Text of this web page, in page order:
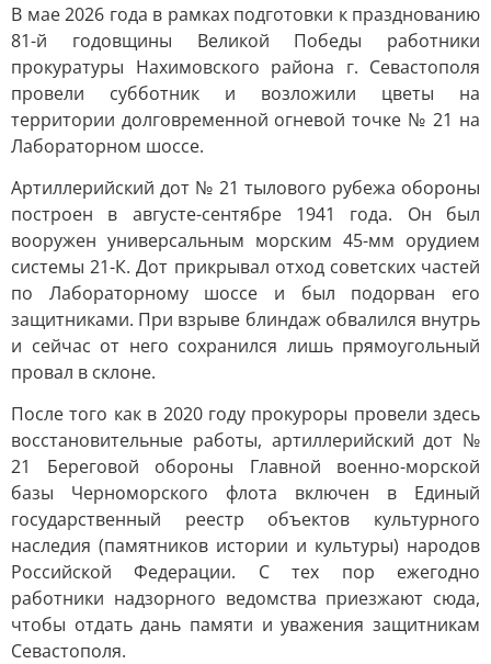
В мае 2026 года в рамках подготовки к празднованию
81-й годовщины Великой Победы работники
прокуратуры Нахимовского района г. Севастополя
провели субботник и возложили цветы на
территории долговременной огневой точке № 21 на
Лабораторном шоссе.
Артиллерийский дот № 21 тылового рубежа обороны
построен в августе-сентябре 1941 года. Он был
вооружен универсальным морским 45-мм орудием
системы 21-К. Дот прикрывал отход советских частей
по Лабораторному шоссе и был подорван его
защитниками. При взрыве блиндаж обвалился внутрь
и сейчас от него сохранился лишь прямоугольный
провал в склоне.
После того как в 2020 году прокуроры провели здесь
восстановительные работы, артиллерийский дот №
21 Береговой обороны Главной военно-морской
базы Черноморского флота включен в Единый
государственный реестр объектов культурного
наследия (памятников истории и культуры) народов
Российской Федерации. С тех пор ежегодно
работники надзорного ведомства приезжают сюда,
чтобы отдать дань памяти и уважения защитникам
Севастополя.